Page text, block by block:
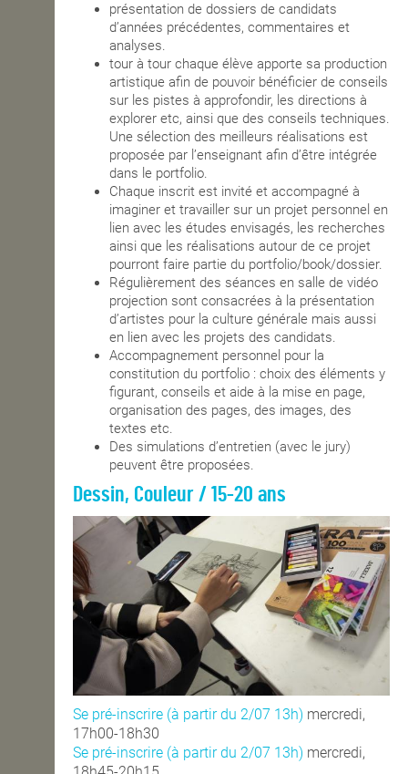
présentation de dossiers de candidats
d’années précédentes, commentaires et
analyses.
tour à tour chaque élève apporte sa production
artistique afin de pouvoir bénéficier de conseils
sur les pistes à approfondir, les directions à
explorer etc, ainsi que des conseils techniques.
Une sélection des meilleurs réalisations est
proposée par l’enseignant afin d’être intégrée
dans le portfolio.
Chaque inscrit est invité et accompagné à
imaginer et travailler sur un projet personnel en
lien avec les études envisagés, les recherches
ainsi que les réalisations autour de ce projet
pourront faire partie du portfolio/book/dossier.
Régulièrement des séances en salle de vidéo
projection sont consacrées à la présentation
d’artistes pour la culture générale mais aussi
en lien avec les projets des candidats.
Accompagnement personnel pour la
constitution du portfolio : choix des éléments y
figurant, conseils et aide à la mise en page,
organisation des pages, des images, des
textes etc.
Des simulations d’entretien (avec le jury)
peuvent être proposées.
Dessin, Couleur / 15-20 ans
Se pré-inscrire (à partir du 2/07 13h) mercredi,
17h00-18h30
Se pré-inscrire (à partir du 2/07 13h) mercredi,